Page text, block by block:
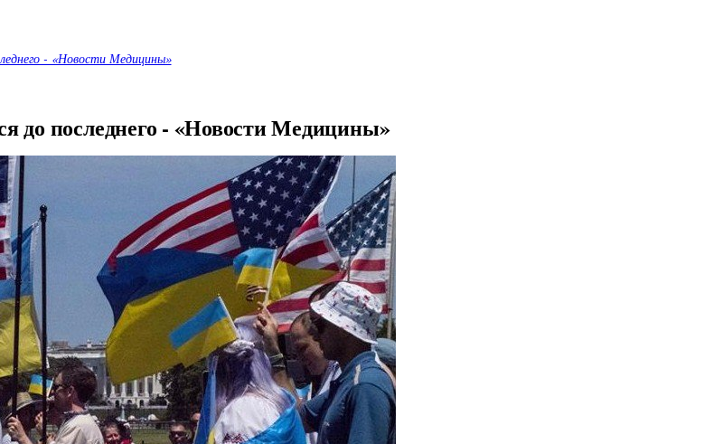
- «Новости Медицины»
до последнего - «Новости Медицины»